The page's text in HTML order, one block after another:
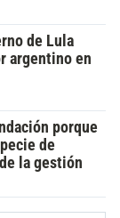
de Lula
argentino en
porque
de
la gestión